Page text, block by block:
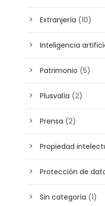
Extranjería (10)
Inteligencia
Patrimonio (5)
Plusvalía (2)
Prensa (2)
Propiedad
Protección de
Sin categoría (1)